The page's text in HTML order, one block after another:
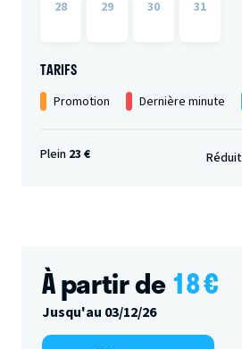
28 29 30 31
TARIFS
Promotion Dernière minute
Plein 23 € Réduit
À partir de18€
Jusqu'au 03/12/26